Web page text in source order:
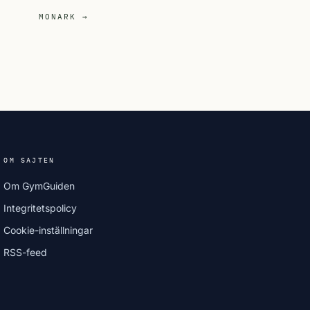
MONARK →
OM SAJTEN
Om GymGuiden
Integritetspolicy
Cookie-inställningar
RSS-feed